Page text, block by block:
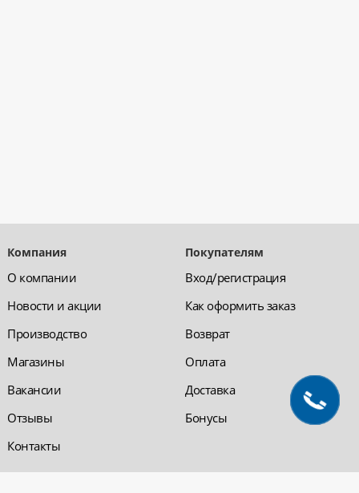
Компания
О компании
Новости и акции
Производство
Магазины
Вакансии
Отзывы
Контакты
Покупателям
Вход/регистрация
Как оформить заказ
Возврат
Оплата
Доставка
Бонусы
Обратная связь Компания «220 ВСЯ